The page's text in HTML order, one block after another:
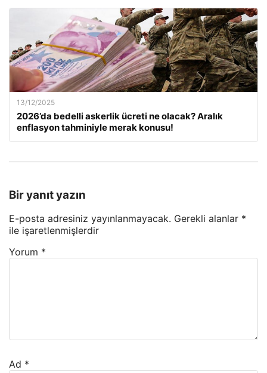
13/12/2025
2026’da bedelli askerlik ücreti ne olacak? Aralık
enflasyon tahminiyle merak konusu!
Bir yanıt yazın
E-posta adresiniz yayınlanmayacak. Gerekli alanlar *
ile işaretlenmişlerdir
Yorum *
Ad *